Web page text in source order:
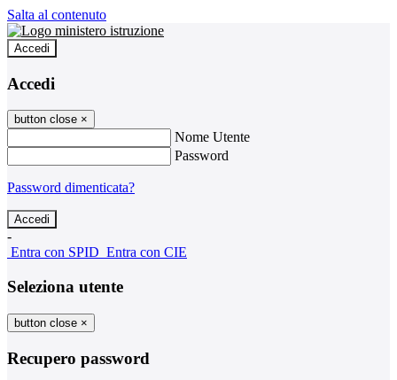
Salta al contenuto
Accedi
Accedi
button close ×
Nome Utente
Password
Password dimenticata?
-
Entra con SPID Entra con CIE
Seleziona utente
button close ×
Recupero password